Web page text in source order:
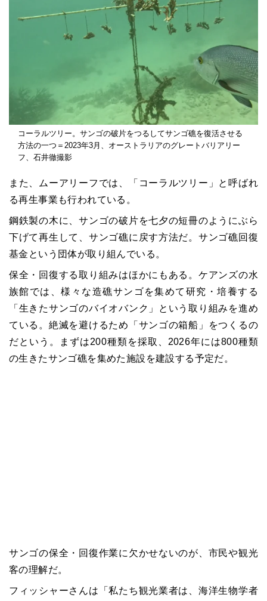
コーラルツリー。サンゴの破片をつるしてサンゴ礁を復活させる
方法の一つ＝2023年3月、オーストラリアのグレートバリアリー
フ、石井徹撮影
また、ムーアリーフでは、「コーラルツリー」と呼ばれ
る再生事業も行われている。
鋼鉄製の木に、サンゴの破片を七夕の短冊のようにぶら
下げて再生して、サンゴ礁に戻す方法だ。サンゴ礁回復
基金という団体が取り組んでいる。
保全・回復する取り組みはほかにもある。ケアンズの水
族館では、様々な造礁サンゴを集めて研究・培養する
「生きたサンゴのバイオバンク」という取り組みを進め
ている。絶滅を避けるため「サンゴの箱船」をつくるの
だという。まずは200種類を採取、2026年には800種類
の生きたサンゴ礁を集めた施設を建設する予定だ。
サンゴの保全・回復作業に欠かせないのが、市民や観光
客の理解だ。
フィッシャーさんは「私たち観光業者は、海洋生物学者